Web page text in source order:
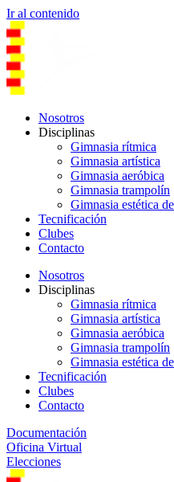
Ir al contenido
Nosotros
Disciplinas
Gimnasia rítmica
Gimnasia artística
Gimnasia aeróbica
Gimnasia trampolín
Gimnasia estética
Tecnificación
Clubes
Contacto
Nosotros
Disciplinas
Gimnasia rítmica
Gimnasia artística
Gimnasia aeróbica
Gimnasia trampolín
Gimnasia estética
Tecnificación
Clubes
Contacto
Documentación
Oficina Virtual
Elecciones